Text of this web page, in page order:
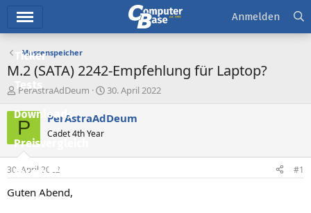
Ticker
Tests
Downloads
Preisvergleich
Forum
Aktuelles
Anmelden
Massenspeicher
M.2 (SATA) 2242-Empfehlung für Laptop?
E
s
e
e
r
PerAstraAdDeum
E
s
t
30. April 2022
P PerAstraAdDeum
Cadet 4th Year
30. April 2022 #1
Guten Abend,